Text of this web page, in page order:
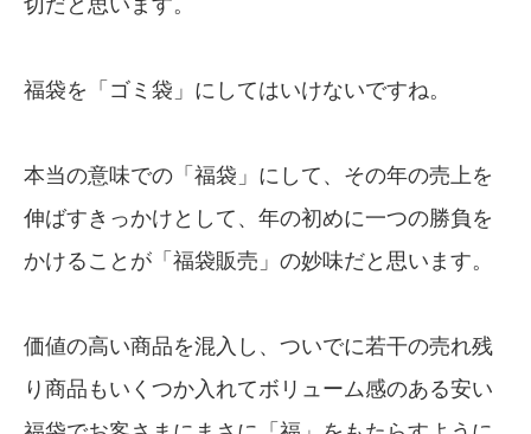
福袋を「ゴミ袋」にしてはいけないですね。
本当の意味での「福袋」にして、その年の売上を
伸ばすきっかけとして、年の初めに一つの勝負を
かけることが「福袋販売」の妙味だと思います。
価値の高い商品を混入し、ついでに若干の売れ残
り商品もいくつか入れてボリューム感のある安い